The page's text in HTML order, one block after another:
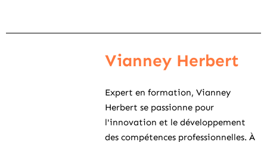
Vianney Herbert
Expert en formation, Vianney
Herbert se passionne pour
l'innovation et le développement
des compétences professionnelles. À